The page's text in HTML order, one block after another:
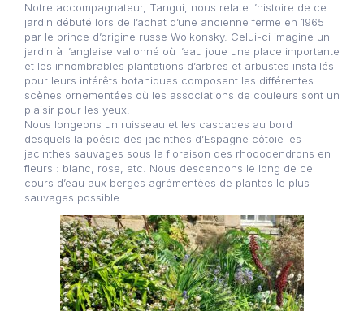
Notre accompagnateur, Tangui, nous relate l’histoire de ce
jardin débuté lors de l’achat d’une ancienne ferme en 1965
par le prince d’origine russe Wolkonsky. Celui-ci imagine un
jardin à l’anglaise vallonné où l’eau joue une place importante
et les innombrables plantations d’arbres et arbustes installés
pour leurs intérêts botaniques composent les différentes
scènes ornementées où les associations de couleurs sont un
plaisir pour les yeux.
Nous longeons un ruisseau et les cascades au bord
desquels la poésie des jacinthes d’Espagne côtoie les
jacinthes sauvages sous la floraison des rhododendrons en
fleurs : blanc, rose, etc. Nous descendons le long de ce
cours d’eau aux berges agrémentées de plantes le plus
sauvages possible.